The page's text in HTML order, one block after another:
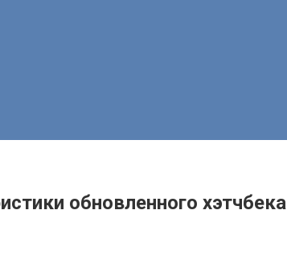
обновленного хэтчбека